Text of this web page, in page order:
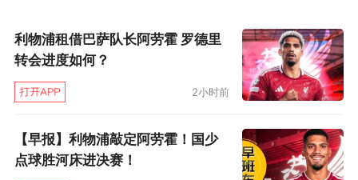
利物浦租借巴萨队长阿劳霍 罗德里
转会进度如何？
2小时前
【早报】利物浦敲定阿劳霍！国少
点球胜河床进决赛！